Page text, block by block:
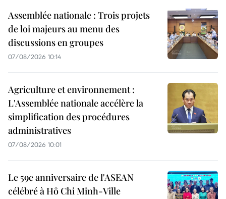
Assemblée nationale : Trois projets
de loi majeurs au menu des
discussions en groupes
07/08/2026 10:14
Agriculture et environnement :
L'Assemblée nationale accélère la
simplification des procédures
administratives
07/08/2026 10:01
Le 59e anniversaire de l'ASEAN
célébré à Hô Chi Minh-Ville